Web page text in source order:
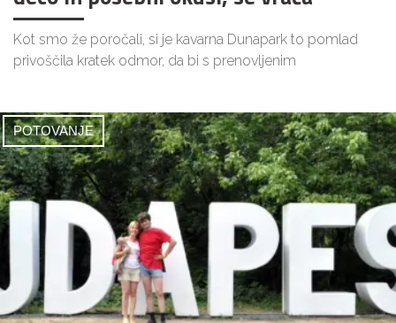
Kot smo že poročali, si je kavarna Dunapark to pomlad
privoščila kratek odmor, da bi s prenovljenim
POTOVANJE